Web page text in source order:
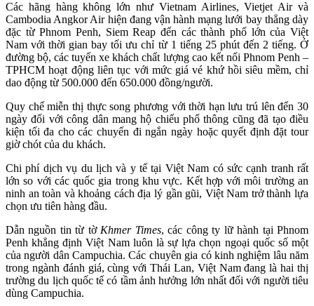
Các hãng hàng không lớn như Vietnam Airlines, Vietjet Air và
Cambodia Angkor Air hiện đang vận hành mạng lưới bay thẳng dày
đặc từ Phnom Penh, Siem Reap đến các thành phố lớn của Việt
Nam với thời gian bay tối ưu chỉ từ 1 tiếng 25 phút đến 2 tiếng. Ở
đường bộ, các tuyến xe khách chất lượng cao kết nối Phnom Penh –
TPHCM hoạt động liên tục với mức giá vé khứ hồi siêu mềm, chỉ
dao động từ 500.000 đến 650.000 đồng/người.
Quy chế miễn thị thực song phương với thời hạn lưu trú lên đến 30
ngày đối với công dân mang hộ chiếu phổ thông cũng đã tạo điều
kiện tối đa cho các chuyến đi ngắn ngày hoặc quyết định đặt tour
giờ chót của du khách.
Chi phí dịch vụ du lịch và y tế tại Việt Nam có sức cạnh tranh rất
lớn so với các quốc gia trong khu vực. Kết hợp với môi trường an
ninh an toàn và khoảng cách địa lý gần gũi, Việt Nam trở thành lựa
chọn ưu tiên hàng đầu.
Dẫn nguồn tin từ tờ Khmer Times, các công ty lữ hành tại Phnom
Penh khẳng định Việt Nam luôn là sự lựa chọn ngoại quốc số một
của người dân Campuchia. Các chuyên gia có kinh nghiệm lâu năm
trong ngành đánh giá, cùng với Thái Lan, Việt Nam đang là hai thị
trường du lịch quốc tế có tầm ảnh hưởng lớn nhất đối với người tiêu
dùng Campuchia.